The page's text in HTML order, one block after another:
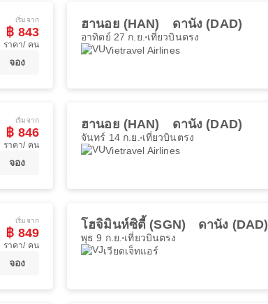
เริ่มจาก
฿ 843
ราคา/ คน
จอง
ฮานอย (HAN) ดานัง (DAD)
อาทิตย์ 27 ก.ย. เที่ยวบินตรง
Vietravel Airlines
เริ่มจาก
฿ 846
ราคา/ คน
จอง
ฮานอย (HAN) ดานัง (DAD)
จันทร์ 14 ก.ย. เที่ยวบินตรง
Vietravel Airlines
เริ่มจาก
฿ 849
ราคา/ คน
จอง
โฮจิมินห์ซิตี้ (SGN) ดานัง (DAD)
พุธ 9 ก.ย. เที่ยวบินตรง
เวียดเจ็ทแอร์